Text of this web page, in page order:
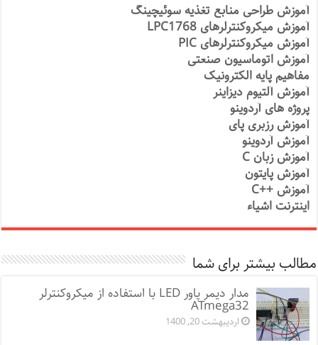
آموزش طراحی منابع تغذیه سوئیچینگ
آموزش میکروکنترلرهای LPC1768
آموزش میکروکنترلرهای PIC
آموزش اتوماسیون صنعتی
مفاهیم پایه الکترونیک
آموزش آلتیوم دیزاینر
پروژه های آردوینو
آموزش رزبری پای
آموزش آردوینو
آموزش زبان C
آموزش پایتون
آموزش ++C
اینترنت اشیاء
مطالب بیشتر برای شما
مدار دیمر پاور LED با استفاده از میکروکنترلر
ATmega32
اردیبهشت 20, 1400